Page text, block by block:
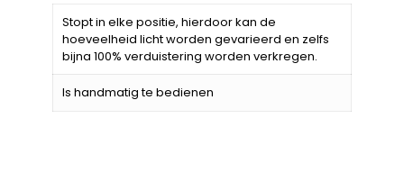
Stopt in elke positie, hierdoor kan de
hoeveelheid licht worden gevarieerd en zelfs
bijna 100% verduistering worden verkregen.
Is handmatig te bedienen